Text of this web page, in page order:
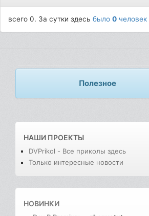
всего 0. За сутки здесьбыло0 человек
Полезное
НАШИ ПРОЕКТЫ
DVPrikol - Все приколы здесь
Только интересные новости
НОВИНКИ